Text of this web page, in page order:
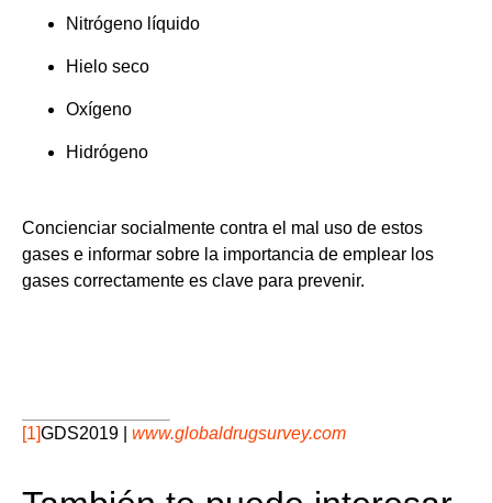
Nitrógeno líquido
Hielo seco
Oxígeno
Hidrógeno
Concienciar socialmente contra el mal uso de estos
gases e informar sobre la importancia de emplear los
gases correctamente es clave para prevenir.
[1]GDS2019 | www.globaldrugsurvey.com